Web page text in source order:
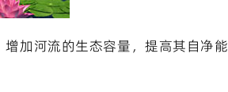
加河流的生态容量，提高其自净能